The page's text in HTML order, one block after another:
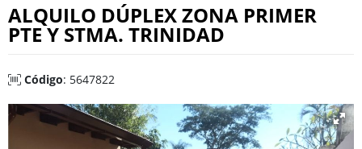
ALQUILO DÚPLEX ZONA PRIMER
PTE Y STMA. TRINIDAD
Código: 5647822